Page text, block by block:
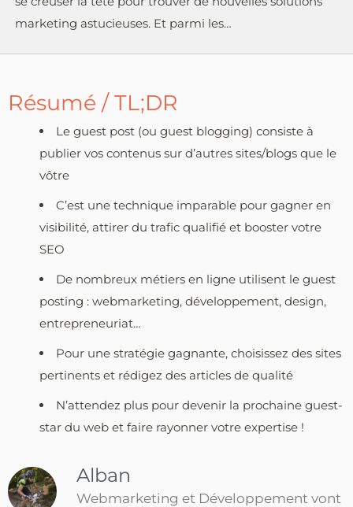
marketing astucieuses. Et parmi les…
Résumé / TL;DR
Le guest post (ou guest blogging) consiste à
publier vos contenus sur d’autres sites/blogs que le
vôtre
C’est une technique imparable pour gagner en
visibilité, attirer du trafic qualifié et booster votre
SEO
De nombreux métiers en ligne utilisent le guest
posting : webmarketing, développement, design,
entrepreneuriat…
Pour une stratégie gagnante, choisissez des sites
pertinents et rédigez des articles de qualité
N’attendez plus pour devenir la prochaine guest-
star du web et faire rayonner votre expertise !
Alban
Webmarketing et Développement vont